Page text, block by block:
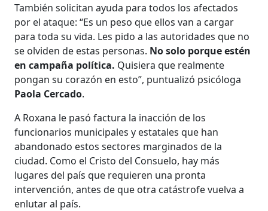
También solicitan ayuda para todos los afectados
por el ataque: “Es un peso que ellos van a cargar
para toda su vida. Les pido a las autoridades que no
se olviden de estas personas. No solo porque estén
en campaña política. Quisiera que realmente
pongan su corazón en esto”, puntualizó psicóloga
Paola Cercado.
A Roxana le pasó factura la inacción de los
funcionarios municipales y estatales que han
abandonado estos sectores marginados de la
ciudad. Como el Cristo del Consuelo, hay más
lugares del país que requieren una pronta
intervención, antes de que otra catástrofe vuelva a
enlutar al país.